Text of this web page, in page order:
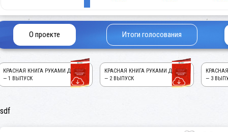
О проекте Итоги голосования
КРАСНАЯ КНИГА РУКАМИ ДЕТЕЙ!
— 1 ВЫПУСК
КРАСНАЯ КНИГА РУКАМИ ДЕТЕЙ!
— 2 ВЫПУСК
— 3
sdf